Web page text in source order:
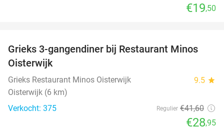
€19,50
30%
Grieks 3-gangendiner bij Restaurant Minos
Oisterwijk
Grieks Restaurant Minos Oisterwijk 9.5 star
Oisterwijk (6 km)
Verkocht: 375
Regulier €41,60
€28,95